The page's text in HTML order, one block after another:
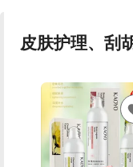
皮肤护理、刮